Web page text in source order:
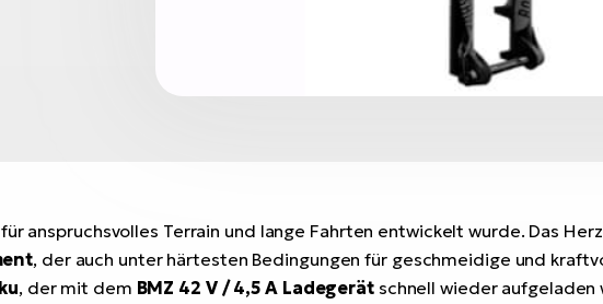
anspruchsvolles Terrain und lange Fahrten entwickelt wurde. Das
, der auch unter härtesten Bedingungen für geschmeidige und
, der mit dem BMZ 42 V / 4,5 A Ladegerätschnell wieder aufgeladen